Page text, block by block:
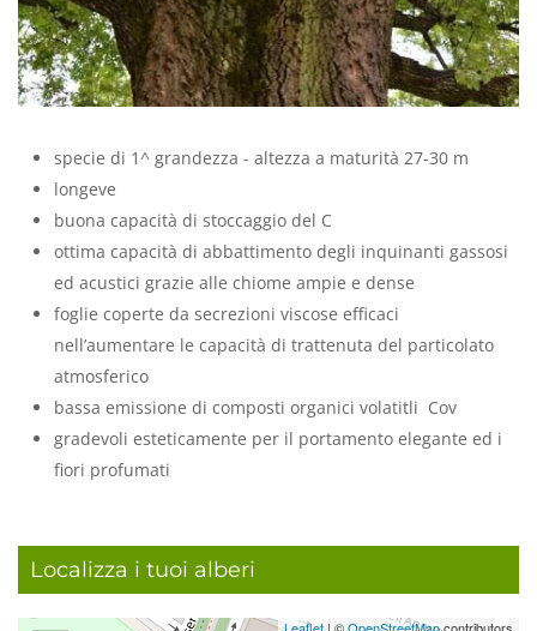
specie di 1^ grandezza - altezza a maturità 27-30 m
longeve
buona capacità di stoccaggio del C
ottima capacità di abbattimento degli inquinanti gassosi
ed acustici grazie alle chiome ampie e dense
foglie coperte da secrezioni viscose efficaci
nell’aumentare le capacità di trattenuta del particolato
atmosferico
bassa emissione di composti organici volatitli Cov
gradevoli esteticamente per il portamento elegante ed i
fiori profumati
Localizza i tuoi alberi